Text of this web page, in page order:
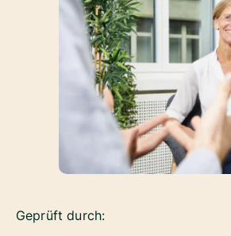
Geprüft durch: